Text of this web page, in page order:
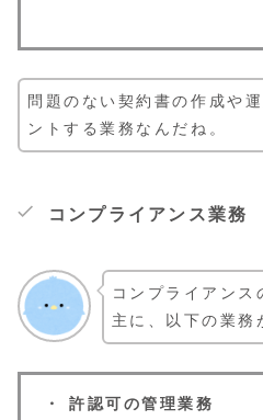
問題のない契約書の作成や
ントする業務なんだね。
コンプライアンス業務
コンプライアンス
主に、以下の業務
・ 許認可の管理業務